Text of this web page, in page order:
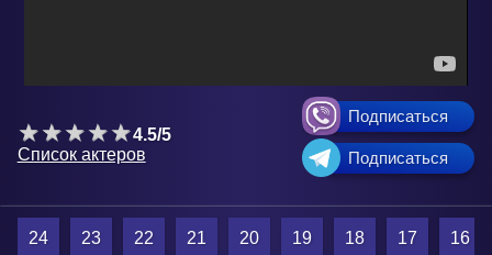
4.5/5
Список актеров
Подписаться
Подписаться
24 23 22 21 20 19 18 17 16